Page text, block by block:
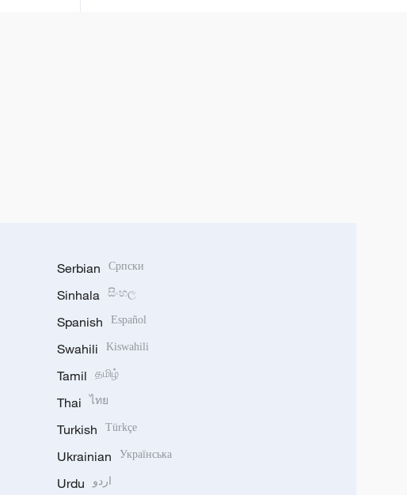
Serbian Српски
Sinhala සිංහල
Spanish Español
Swahili Kiswahili
Tamil தமிழ்
Thai ไทย
Turkish Türkçe
Ukrainian Українська
Urdu اردو